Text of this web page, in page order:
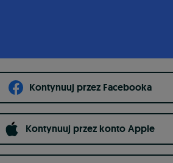
Kontynuuj przez Facebooka
Kontynuuj przez konto Apple